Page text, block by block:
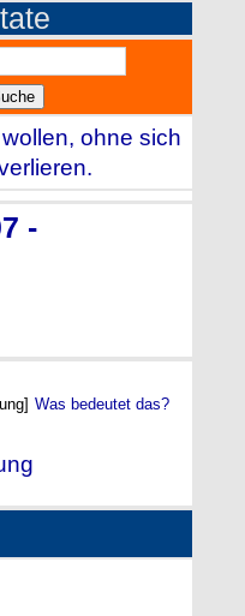
ohne sich
-
Was bedeutet das?